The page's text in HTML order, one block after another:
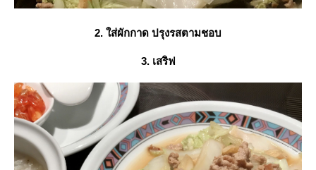
2. ใส่ผักกาด ปรุงรสตามชอบ
3. เสริฟ